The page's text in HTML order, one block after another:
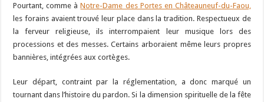
Pourtant, comme àNotre-Dame des Portes en Châteauneuf-du-Faou,
les forains avaient trouvé leur place dans la tradition. Respectueux de
la ferveur religieuse, ils interrompaient leur musique lors des
processions et des messes. Certains arboraient même leurs propres
bannières, intégrées aux cortèges.
Leur départ, contraint par la réglementation, a donc marqué un
tournant dans l’histoire du pardon. Si la dimension spirituelle de la fête